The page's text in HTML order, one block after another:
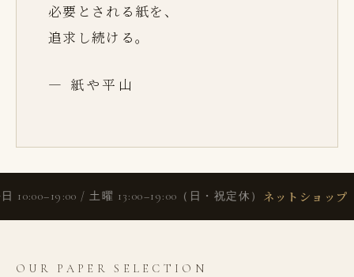
必要とされる紙を、
追求し続ける。
— 紙や平山
10:00–19:00 / 土曜 13:00–19:00（日・祝定休） ネットショップ
OUR PAPER SELECTION